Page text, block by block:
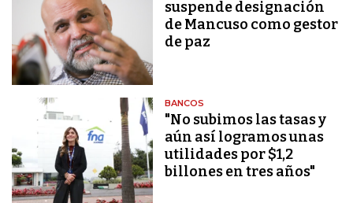
suspende designación
de Mancuso como gestor
de paz
BANCOS
"No subimos las tasas y
aún así logramos unas
utilidades por $1,2
billones en tres años"